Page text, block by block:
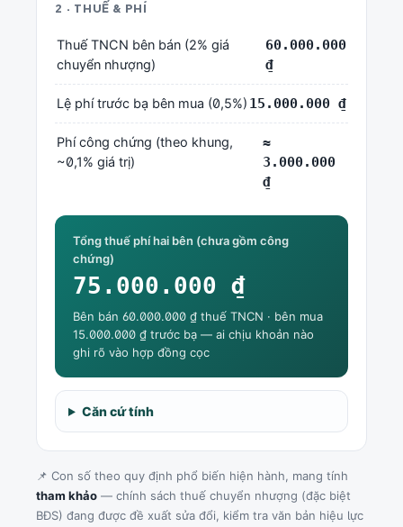
2 · THUẾ & PHÍ
Thuế TNCN bên bán (2% giá
chuyển nhượng)
60.000.000
₫
Lệ phí trước bạ bên mua (0,5%) 15.000.000 ₫
Phí công chứng (theo khung,
~0,1% giá trị)
≈
3.000.000
₫
Tổng thuế phí hai bên (chưa gồm công
chứng)
75.000.000 ₫
Bên bán 60.000.000 ₫ thuế TNCN · bên mua
15.000.000 ₫ trước bạ — ai chịu khoản nào
ghi rõ vào hợp đồng cọc
Căn cứ tính
📌 Con số theo quy định phổ biến hiện hành, mang tính
tham khảo — chính sách thuế chuyển nhượng (đặc biệt
BĐS) đang được đề xuất sửa đổi, kiểm tra văn bản hiệu lực